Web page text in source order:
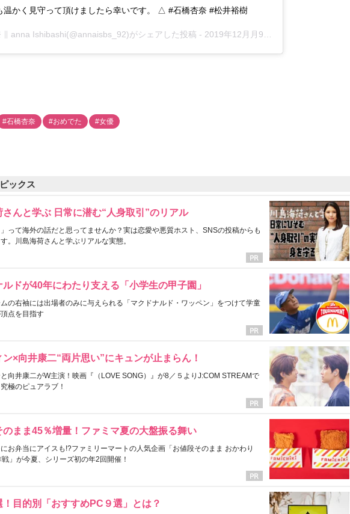
温かく見守って頂けましたら幸いです。 △ #石橋杏奈 #松井裕樹
∥ anna Ishibashi(@annaisbs_92)がシェアした投稿 - 2019年12月月9日午後10時24分PST
#石橋杏奈 #おめでた #女優
ックス
さんと学ぶ 日常に潜む“人身取引”のリアル
」って海外の話だと思ってませんか？実は恋愛や悪質ホスト、SNSの投稿からも
。川島海荷さんと学ぶリアルな実態。
ルドが40年にわたり支える「小学生の甲子園」
の右袖には出場者のみに与えられる「マクドナルド・ワッペン」をつけて学童
点を目指す
×向井康二“両片思い”にキュンが止まらん！
向井康二がW主演！映画『（LOVE SONG）』が8／５よりJ:COM STREAMで
極のピュアラブ！
のまま45％増量！ファミマ夏の大盤振る舞い
お弁当にアイスも!?ファミリーマートの人気企画「お値段そのまま おかわり
」が今夏、シリーズ初の年2回開催！
！目的別「おすすめPC９選」とは？